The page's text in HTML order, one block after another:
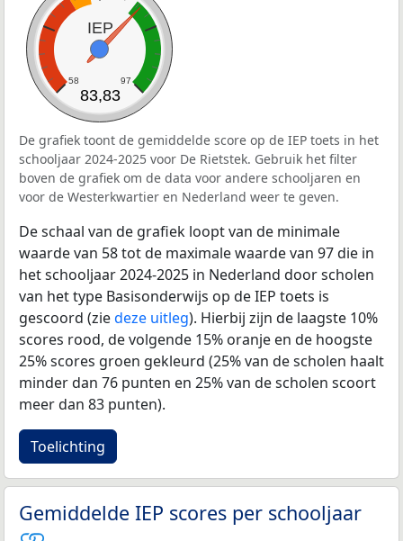
IEP
58 97
83,83
De grafiek toont de gemiddelde score op de IEP toets in het
schooljaar 2024-2025 voor De Rietstek. Gebruik het filter
boven de grafiek om de data voor andere schooljaren en
voor de Westerkwartier en Nederland weer te geven.
De schaal van de grafiek loopt van de minimale
waarde van 58 tot de maximale waarde van 97 die in
het schooljaar 2024-2025 in Nederland door scholen
van het type Basisonderwijs op de IEP toets is
gescoord (ziedeze uitleg). Hierbij zijn de laagste 10%
scores rood, de volgende 15% oranje en de hoogste
25% scores groen gekleurd (25% van de scholen haalt
minder dan 76 punten en 25% van de scholen scoort
meer dan 83 punten).
Toelichting
Gemiddelde IEP scores per schooljaar